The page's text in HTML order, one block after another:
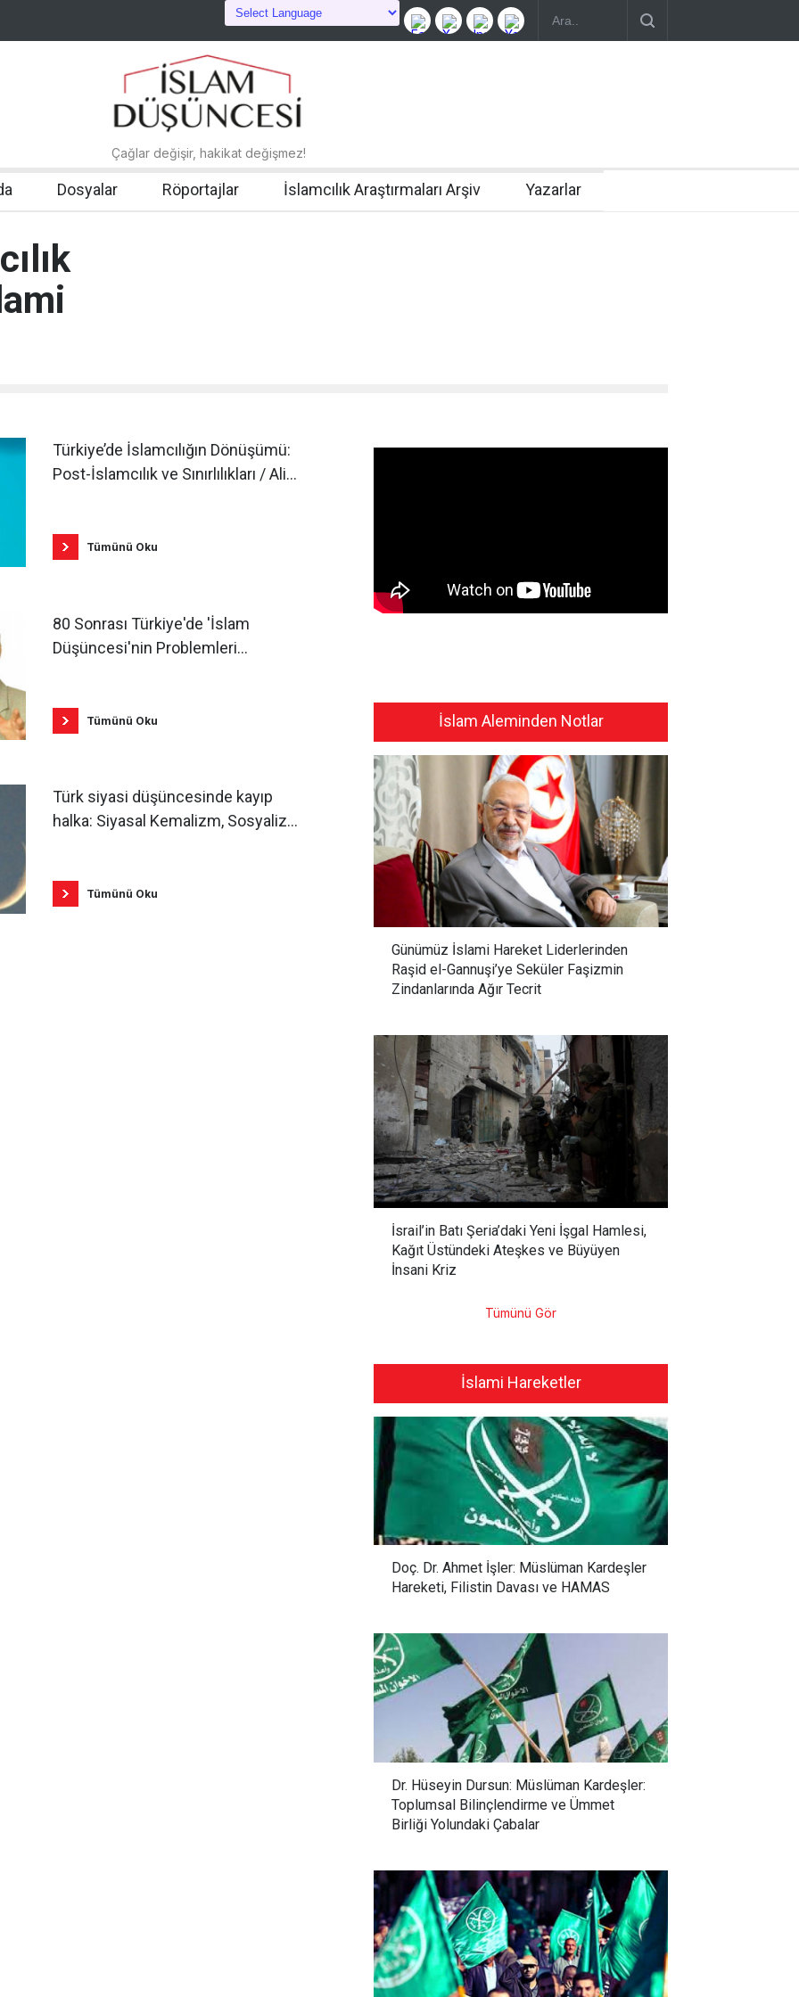
Çağlar değişir, hakikat değişmez!
Dosyalar Röportajlar İslamcılık Araştırmaları Arşiv Yazarlar
Türkiye’de İslamcılığın Dönüşümü:
Post-İslamcılık ve Sınırlılıkları / Ali
Tümünü Oku
80 Sonrası Türkiye'de 'İslam
Düşüncesi'nin Problemleri
Tümünü Oku
Türk siyasi düşüncesinde kayıp
halka: Siyasal Kemalizm, Sosyalizm
Tümünü Oku
İslam Aleminden Notlar
Günümüz İslami Hareket Liderlerinden
Raşid el-Gannuşi’ye Seküler Faşizmin
Zindanlarında Ağır Tecrit
İsrail’in Batı Şeria’daki Yeni İşgal Hamlesi,
Kağıt Üstündeki Ateşkes ve Büyüyen
İnsani Kriz
Tümünü Gör
İslami Hareketler
Doç. Dr. Ahmet İşler: Müslüman Kardeşler
Hareketi, Filistin Davası ve HAMAS
Dr. Hüseyin Dursun: Müslüman Kardeşler:
Toplumsal Bilinçlendirme ve Ümmet
Birliği Yolundaki Çabalar